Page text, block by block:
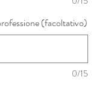
(facoltativo)
0/15